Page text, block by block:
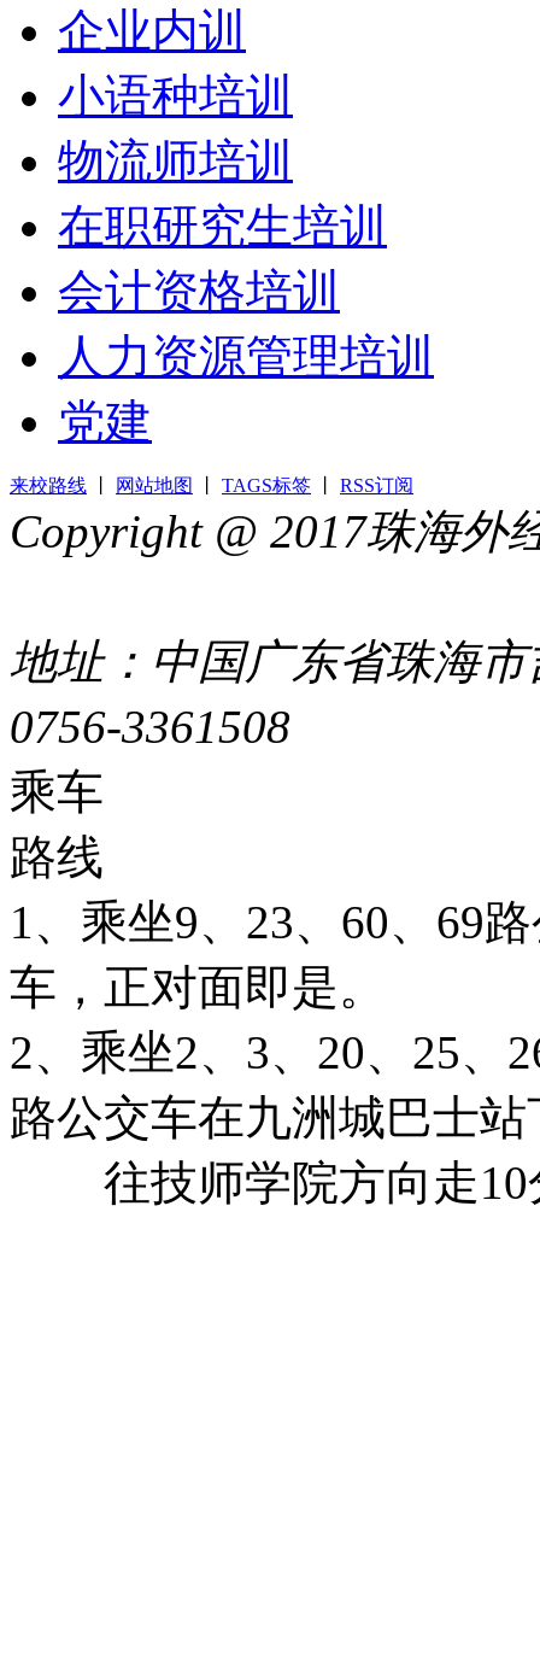
企业内训
小语种培训
物流师培训
在职研究生培训
会计资格培训
人力资源管理培训
党建
来校路线 网站地图 TAGS标签 RSS订阅
Copyright @ 2017珠海
地址：中国广东省珠海
0756-3361508
乘车
路线
1、乘坐9、23、60、69
车，正对面即是。
2、乘坐2、3、20、25、
路公交车在九洲城巴士站
往技师学院方向走10